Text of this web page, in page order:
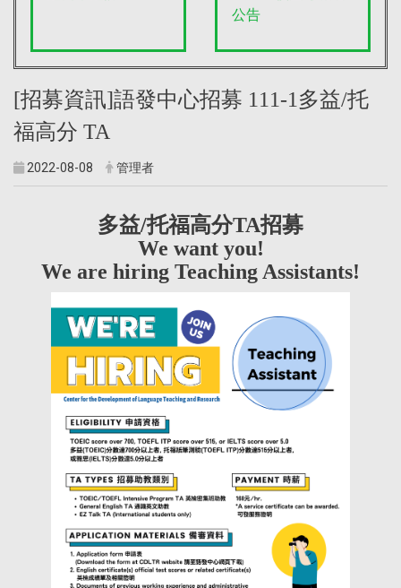
公告
[招募資訊]語發中心招募 111-1多益/托
福高分 TA
2022-08-08 管理者
多益/托福高分TA招募
We want you!
We are hiring Teaching Assistants!